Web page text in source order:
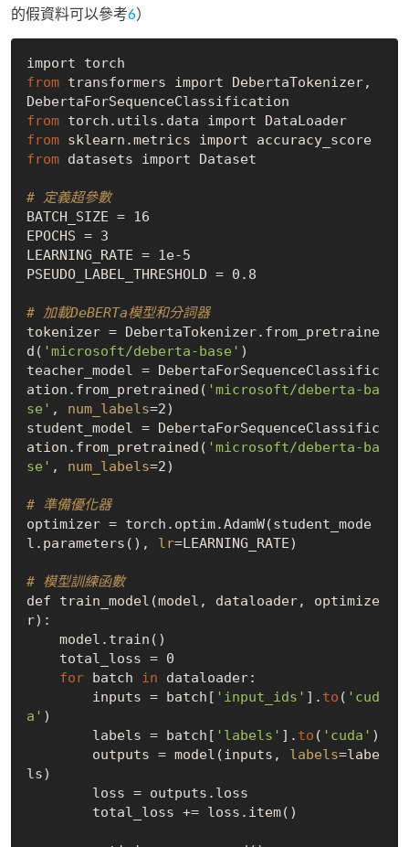
的假資料可以參考6）
from transformers import DebertaTokenizer,
from
torch.utils.data import DataLoader
from
sklearn.metrics import accuracy_score
from datasets import Dataset
# 定義超參數
BATCH_SIZE = 16
EPOCHS = 3
LEARNING_RATE = 1e-5
PSEUDO_LABEL_THRESHOLD = 0.8
# 加載DeBERTa模型和分詞器
tokenizer = DebertaTokenizer.from_pretraine
d( 'microsoft/deberta-base' )
teacher_model = DebertaForSequenceClassific
ation.from_pretrained( 'microsoft/deberta-ba
se' , num_labels=2)
student_model = DebertaForSequenceClassific
ation.from_pretrained( 'microsoft/deberta-ba
se' , num_labels=2)
# 準備優化器
optimizer = torch.optim.AdamW(student_mode
l.parameters(), lr=LEARNING_RATE)
# 模型訓練函數
def train_model(model, dataloader, optimize
r):
for batch in dataloader:
        inputs = batch[
'input_ids' ]. to ( 'cud
a' )
        labels = batch[
'labels' ]. to ( 'cuda' )
        outputs = model(inputs,
labels=labe
ls)